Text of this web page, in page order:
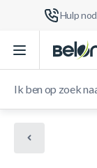
Hulp
Ga naar de inhoud